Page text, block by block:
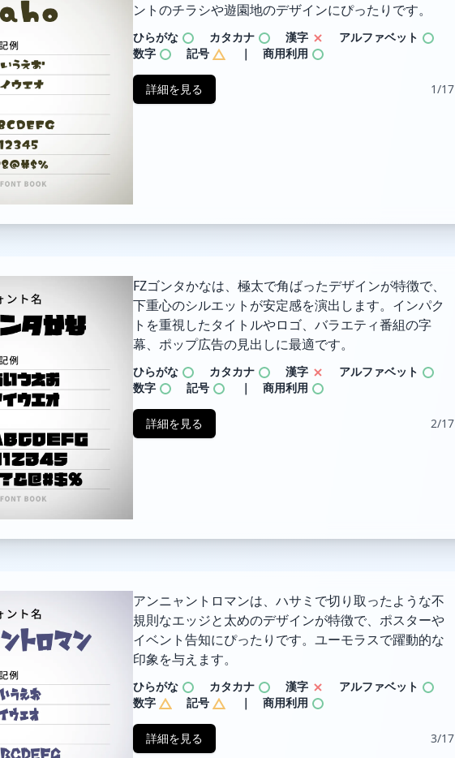
ントのチラシや遊園地のデザインにぴったりです。
ひらがな カタカナ 漢字
アルファベット
数字
記号 ｜ 商用利用
詳細を見る 1/17
FZゴンタかなは、極太で角ばったデザインが特徴で、
下重心のシルエットが安定感を演出します。インパク
トを重視したタイトルやロゴ、バラエティ番組の字
幕、ポップ広告の見出しに最適です。
ひらがな カタカナ 漢字
アルファベット
数字
記号 ｜ 商用利用
詳細を見る 2/17
アンニャントロマンは、ハサミで切り取ったような不
規則なエッジと太めのデザインが特徴で、ポスターや
イベント告知にぴったりです。ユーモラスで躍動的な
印象を与えます。
ひらがな カタカナ 漢字
アルファベット
数字
記号 ｜ 商用利用
詳細を見る 3/17